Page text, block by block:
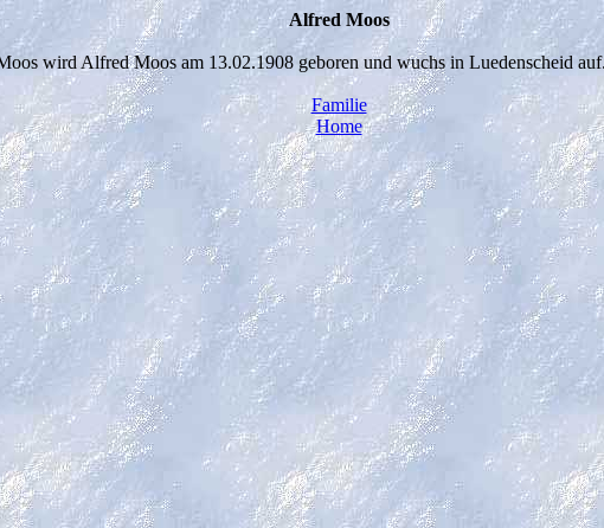
Alfred Moos
wird Alfred Moos am 13.02.1908 geboren und wuchs in Luedenscheid
Familie
Home